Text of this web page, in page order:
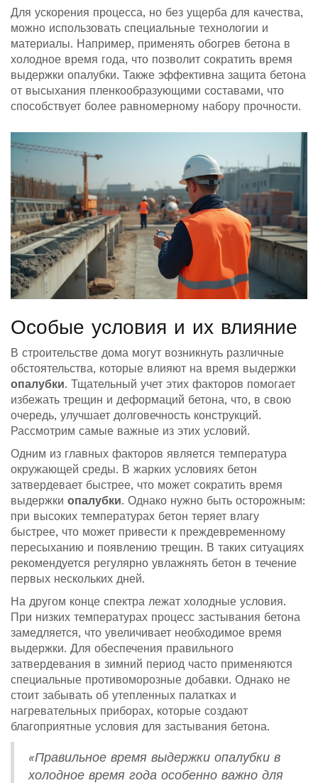
Для ускорения процесса, но без ущерба для качества,
можно использовать специальные технологии и
материалы. Например, применять обогрев бетона в
холодное время года, что позволит сократить время
выдержки опалубки. Также эффективна защита бетона
от высыхания пленкообразующими составами, что
способствует более равномерному набору прочности.
Особые условия и их влияние
В строительстве дома могут возникнуть различные
обстоятельства, которые влияют на время выдержки
опалубки. Тщательный учет этих факторов помогает
избежать трещин и деформаций бетона, что, в свою
очередь, улучшает долговечность конструкций.
Рассмотрим самые важные из этих условий.
Одним из главных факторов является температура
окружающей среды. В жарких условиях бетон
затвердевает быстрее, что может сократить время
выдержки опалубки. Однако нужно быть осторожным:
при высоких температурах бетон теряет влагу
быстрее, что может привести к преждевременному
пересыханию и появлению трещин. В таких ситуациях
рекомендуется регулярно увлажнять бетон в течение
первых нескольких дней.
На другом конце спектра лежат холодные условия.
При низких температурах процесс застывания бетона
замедляется, что увеличивает необходимое время
выдержки. Для обеспечения правильного
затвердевания в зимний период часто применяются
специальные противоморозные добавки. Однако не
стоит забывать об утепленных палатках и
нагревательных приборах, которые создают
благоприятные условия для застывания бетона.
«Правильное время выдержки опалубки в
холодное время года особенно важно для